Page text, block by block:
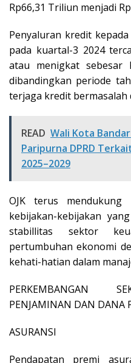
Rp66,31 Triliun menjadi
Penyaluran kredit
pada kuartal-3 2024
atau menigkat sebesar
dibandingkan periode
terjaga kredit bermasalah
READ Wali Kota
Paripurna DPRD Terkait
2025–2029
OJK terus mendukung
kebijakan-kebijakan
stabillitas sektor
pertumbuhan ekonomi
kehati-hatian dalam
PERKEMBANGAN
PENJAMINAN DAN DANA
ASURANSI
Pendapatan premi